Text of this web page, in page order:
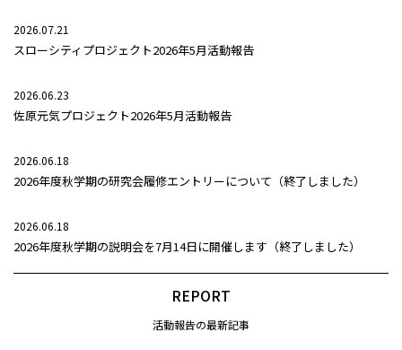
2026.07.21
スローシティプロジェクト2026年5月活動報告
2026.06.23
佐原元気プロジェクト2026年5月活動報告
2026.06.18
2026年度秋学期の研究会履修エントリーについて（終了しました）
2026.06.18
2026年度秋学期の説明会を7月14日に開催します（終了しました）
REPORT
活動報告の最新記事